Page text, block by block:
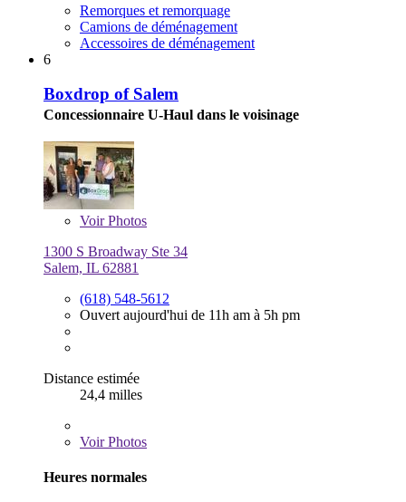
Remorques et remorquage
Camions de déménagement
Accessoires de déménagement
6
Boxdrop of Salem
Concessionnaire U-Haul dans le voisinage
VoirPhotos
1300 S Broadway Ste 34
Salem, IL 62881
(618) 548-5612
Ouvert aujourd'hui de 11h am à 5h pm
Distance estimée
24,4 milles
VoirPhotos
Heures normales